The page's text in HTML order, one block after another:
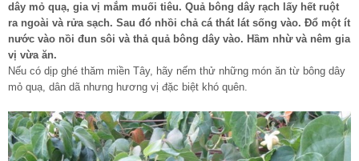
dây mỏ quạ, gia vị mắm muối tiêu. Quả bông dây rạch lấy hết ruột
ra ngoài và rửa sạch. Sau đó nhồi chả cá thát lát sống vào. Đổ một ít
nước vào nồi đun sôi và thả quả bông dây vào. Hầm nhừ và nêm gia
vị vừa ăn.
Nếu có dịp ghé thăm miền Tây, hãy nếm thử những món ăn từ bông dây
mỏ quạ, dân dã nhưng hương vị đặc biệt khó quên.